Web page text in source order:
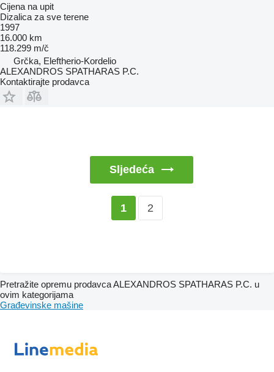
Cijena na upit
Dizalica za sve terene
1997
16.000 km
118.299 m/č
Grčka, Eleftherio-Kordelio
ALEXANDROS SPATHARAS P.C.
Kontaktirajte prodavca
Sljedeća
1 2
Pretražite opremu prodavca ALEXANDROS SPATHARAS P.C. u
ovim kategorijama
Građevinske mašine